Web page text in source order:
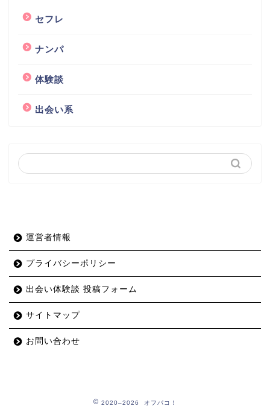
セフレ
ナンパ
体験談
出会い系
運営者情報
プライバシーポリシー
出会い体験談 投稿フォーム
サイトマップ
お問い合わせ
2020–2026 オフパコ！